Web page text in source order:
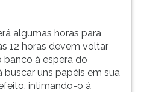
algumas horas para
12 horas devem voltar
banco à espera do
buscar uns papéis em sua
intimando-o à